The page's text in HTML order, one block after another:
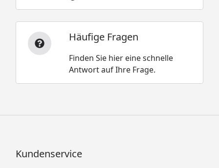
Häufige Fragen
Finden Sie hier eine schnelle
Antwort auf Ihre Frage.
Kundenservice